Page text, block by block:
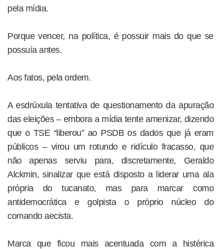
pela mídia.
Porque vencer, na política, é possuir mais do que se
possuía antes.
Aos fatos, pela ordem.
A esdrúxula tentativa de questionamento da apuração
das eleições – embora a mídia tente amenizar, dizendo
que o TSE “liberou” ao PSDB os dados que já eram
públicos – virou um rotundo e ridículo fracasso, que
não apenas serviu para, discretamente, Geraldo
Alckmin, sinalizar que está disposto a liderar uma ala
própria do tucanato, mas para marcar como
antidemocrática e golpista o próprio núcleo do
comando aecista.
Marca que ficou mais acentuada com a histérica